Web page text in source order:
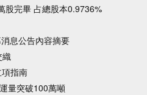
股完畢 占總股本0.9736%
息公告內容摘要
織
指南
量突破100萬噸